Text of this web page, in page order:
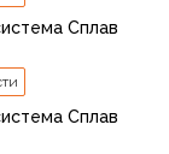
Сплав
Сплав